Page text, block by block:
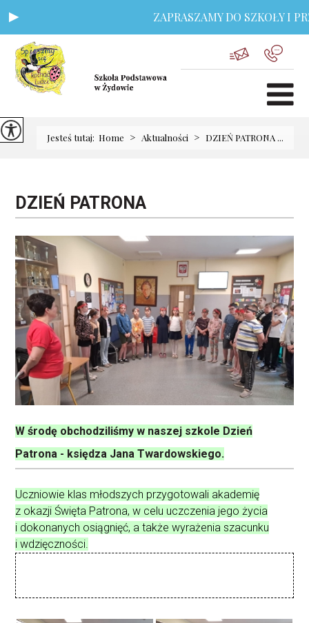
ZAPRASZAMY DO SZKOŁY I
Jesteś tutaj: Home > Aktualności > DZIEŃ PATRONA ...
DZIEŃ PATRONA
W środę obchodziliśmy w naszej szkole Dzień
Patrona - księdza Jana Twardowskiego.
Uczniowie klas młodszych przygotowali akademię
z okazji Święta Patrona, w celu uczczenia jego życia
i dokonanych osiągnięć, a także wyrażenia szacunku
i wdzięczności.